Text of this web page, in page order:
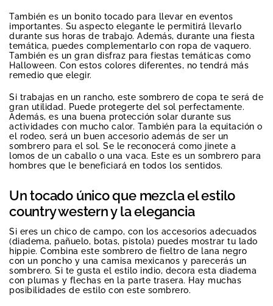
También es un bonito tocado para llevar en eventos
importantes. Su aspecto elegante le permitirá llevarlo
durante sus horas de trabajo. Además, durante una fiesta
temática, puedes complementarlo con ropa de vaquero.
También es un gran disfraz para fiestas temáticas como
Halloween. Con estos colores diferentes, no tendrá más
remedio que elegir.
Si trabajas en un rancho, este sombrero de copa te será de
gran utilidad. Puede protegerte del sol perfectamente.
Además, es una buena protección solar durante sus
actividades con mucho calor. También para la equitación o
el rodeo, será un buen accesorio además de ser un
sombrero para el sol. Se le reconocerá como jinete a
lomos de un caballo o una vaca. Este es un sombrero para
hombres que le beneficiará en todos los sentidos.
Un tocado único que mezcla el estilo
country western y la elegancia
Si eres un chico de campo, con los accesorios adecuados
(diadema, pañuelo, botas, pistola) puedes mostrar tu lado
hippie. Combina este sombrero de fieltro de lana negro
con un poncho y una camisa mexicanos y parecerás un
sombrero. Si te gusta el estilo indio, decora esta diadema
con plumas y flechas en la parte trasera. Hay muchas
posibilidades de estilo con este sombrero.